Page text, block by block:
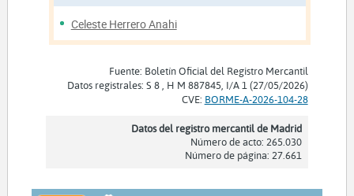
Celeste Herrero Anahi
Fuente: Boletín Oficial del Registro Mercantil
Datos registrales: S 8 , H M 887845, I/A 1 (27/05/2026)
CVE: BORME-A-2026-104-28
Datos del registro mercantil de Madrid
Número de acto: 265.030
Número de página: 27.661